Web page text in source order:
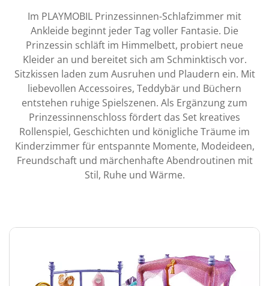
Im PLAYMOBIL Prinzessinnen-Schlafzimmer mit
Ankleide beginnt jeder Tag voller Fantasie. Die
Prinzessin schläft im Himmelbett, probiert neue
Kleider an und bereitet sich am Schminktisch vor.
Sitzkissen laden zum Ausruhen und Plaudern ein. Mit
liebevollen Accessoires, Teddybär und Büchern
entstehen ruhige Spielszenen. Als Ergänzung zum
Prinzessinnenschloss fördert das Set kreatives
Rollenspiel, Geschichten und königliche Träume im
Kinderzimmer für entspannte Momente, Modeideen,
Freundschaft und märchenhafte Abendroutinen mit
Stil, Ruhe und Wärme.